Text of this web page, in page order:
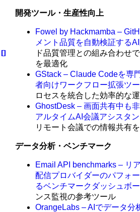
開発ツール・生産性向上
Fowel by Hackmamba –
メント品質を自動検証する
ド品質管理との組み合わせ
を最適化
GStack – Claude Codeを専
者向けワークフロー拡張ツ
ロセスを統合した効率的な
GhostDesk – 画面共有中も
アルタイムAI会議アシスタン
リモート会議での情報共有
データ分析・ベンチマーク
Email API benchmarks – リ
配信プロバイダーのパフォ
るベンチマークダッシュボ
ンス監視の参考ツール
OrangeLabs – AIでデータ分